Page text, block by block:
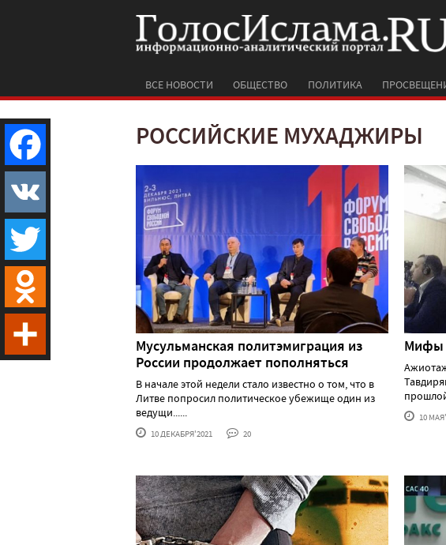
ВСЕ НОВОСТИ ОБЩЕСТВО ПОЛИТИКА
РОССИЙСКИЕ МУХАДЖИРЫ
Мусульманская политэмиграция из
России продолжает пополняться
В начале этой недели стало известно о том, что в
Литве попросил политическое убежище один из
ведущи......
10 ДЕКАБРЯ'2021 20
Мифы
10
Facebook
VK
Twitter
Odnoklassniki